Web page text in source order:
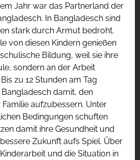
Jahr war das Partnerland der
In Bangladesch sind
stark durch Armut bedroht.
von diesen Kindern genießen
Bildung, weil sie ihre
sondern an der Arbeit
zu 12 Stunden am Tag
damit, den
aufzubessern. Unter
Bedingungen schuften
damit ihre Gesundheit und
Zukunft aufs Spiel. Über
und die Situation in